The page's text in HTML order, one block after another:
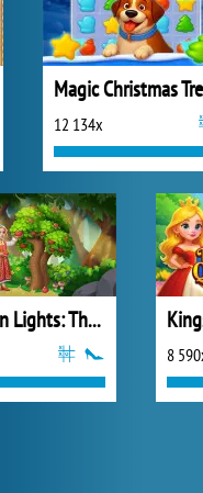
12 134x
Northern Lights: The Secret of the Forest
8